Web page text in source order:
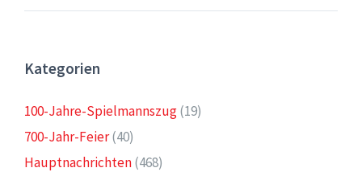
Kategorien
100-Jahre-Spielmannszug(19)
700-Jahr-Feier(40)
Hauptnachrichten(468)